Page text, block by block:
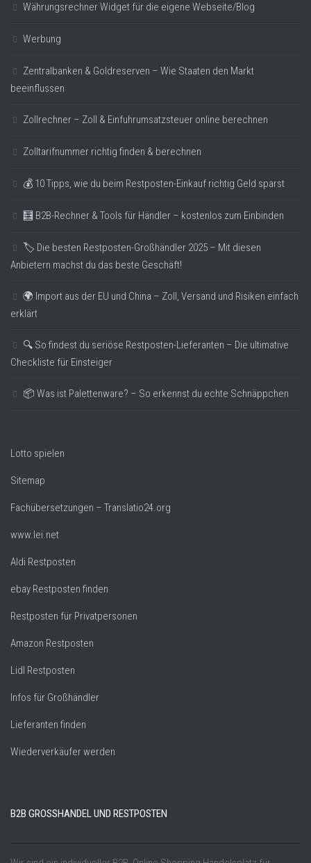
Währungsrechner Widget für die eigene Webseite/Blog
Werbung
Zentralbanken & Goldreserven – Wie Staaten den Markt
beeinflussen
Zollrechner – Zoll & Einfuhrumsatzsteuer online berechnen
Zolltarifnummer richtig finden & berechnen
💰 10 Tipps, wie du beim Restposten-Einkauf richtig Geld sparst
🧮 B2B-Rechner & Tools für Händler – kostenlos zum Einbinden
🏷️ Die besten Restposten-Großhändler 2025 – Mit diesen
Anbietern machst du das beste Geschäft!
🌍 Import aus der EU und China – Zoll, Versand und Risiken einfach
erklärt
🔍 So findest du seriöse Restposten-Lieferanten – Die ultimative
Checkliste für Einsteiger
📦 Was ist Palettenware? – So erkennst du echte Schnäppchen
Lotto spielen
Sitemap
Fachübersetzungen – Translatio24.org
www.lei.net
Aldi Restposten
ebay Restposten finden
Restposten für Privatpersonen
Amazon Restposten
Lidl Restposten
Infos für Großhändler
Lieferanten finden
Wiederverkäufer werden
B2B GROSSHANDEL UND RESTPOSTEN